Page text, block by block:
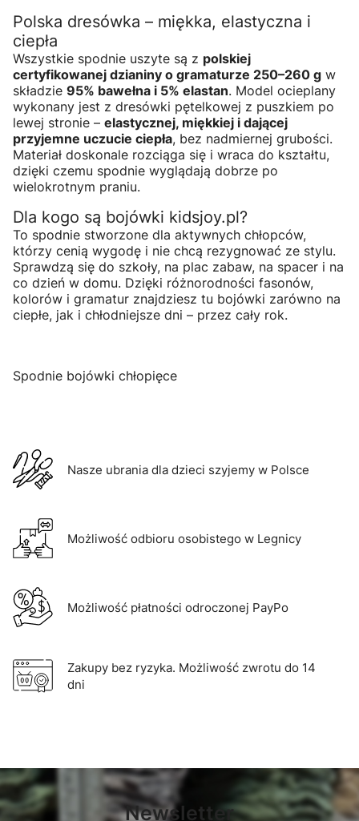
Polska dresówka – miękka, elastyczna i
ciepła
Wszystkie spodnie uszyte są z polskiej
certyfikowanej dzianiny o gramaturze 250–260 g w
składzie 95% bawełna i 5% elastan. Model ocieplany
wykonany jest z dresówki pętelkowej z puszkiem po
lewej stronie – elastycznej, miękkiej i dającej
przyjemne uczucie ciepła, bez nadmiernej grubości.
Materiał doskonale rozciąga się i wraca do kształtu,
dzięki czemu spodnie wyglądają dobrze po
wielokrotnym praniu.
Dla kogo są bojówki kidsjoy.pl?
To spodnie stworzone dla aktywnych chłopców,
którzy cenią wygodę i nie chcą rezygnować ze stylu.
Sprawdzą się do szkoły, na plac zabaw, na spacer i na
co dzień w domu. Dzięki różnorodności fasonów,
kolorów i gramatur znajdziesz tu bojówki zarówno na
ciepłe, jak i chłodniejsze dni – przez cały rok.
Spodnie bojówki chłopięce
Nasze ubrania dla dzieci szyjemy w Polsce
Możliwość odbioru osobistego w Legnicy
Możliwość płatności odroczonej PayPo
Zakupy bez ryzyka. Możliwość zwrotu do 14
dni
Newsletter